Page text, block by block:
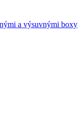
a výsuvnými boxy